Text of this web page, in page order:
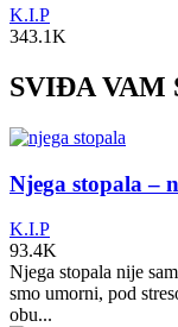
K.I.P
343.1K
SVIĐA VAM
Njega stopala –
K.I.P
93.4K
Njega stopala nije
smo umorni, pod
obu...